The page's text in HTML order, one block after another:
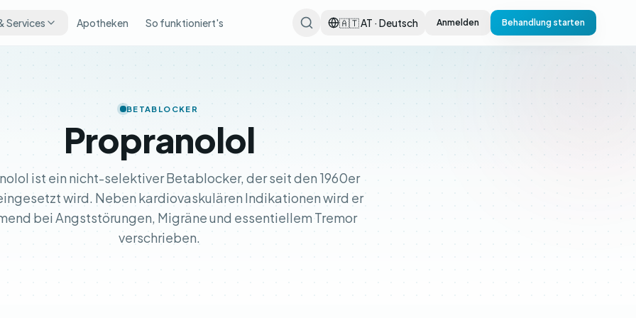
Services Apotheken So funktioniert's 🇦🇹 AT · Deutsch Anmelden Behandlung starten
BETABLOCKER
Propranolol
ist ein nicht-selektiver Betablocker, der seit den 1960er
wird. Neben kardiovaskulären Indikationen wird er
bei Angststörungen, Migräne und essentiellem Tremor
verschrieben.